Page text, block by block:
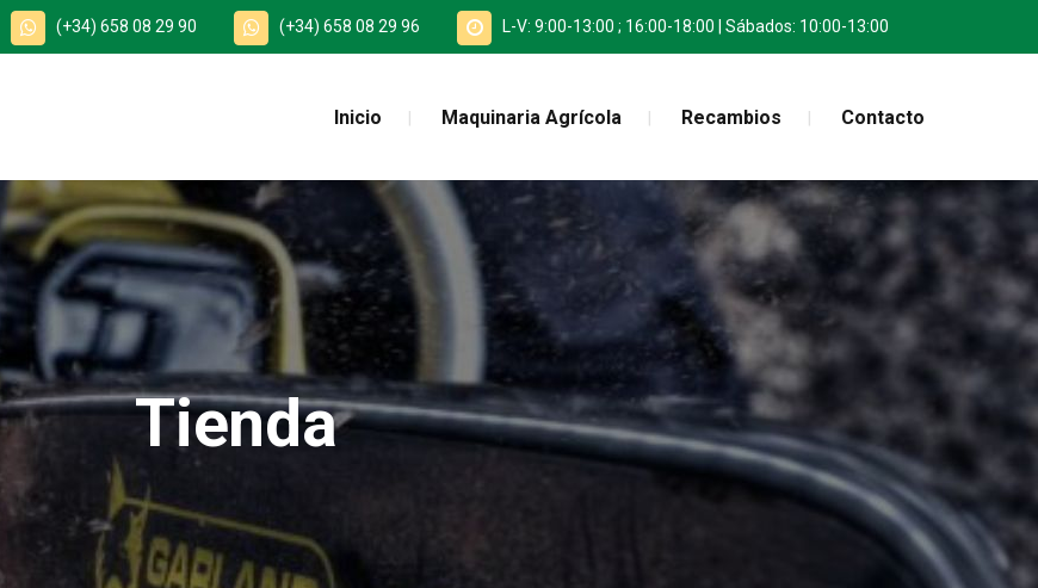
(+34) 658 08 29 90 (+34) 658 08 29 96 L-V: 9:00-13:00 ; 16:00-18:00 | Sábados: 10:00-13:00
Inicio Maquinaria Agrícola Recambios Contacto
Tienda